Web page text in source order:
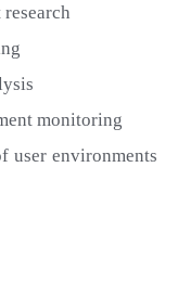
monitoring
user environments